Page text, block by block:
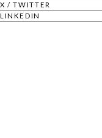
X / TWITTER
LINKEDIN